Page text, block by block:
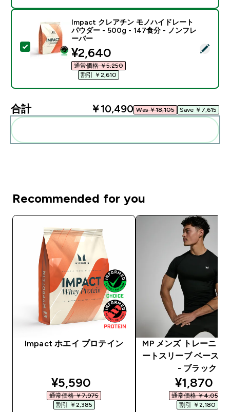
この商品を選択 - Impact クレアチン モノハイドレ
Impact クレアチン モノハイドレート
パウダー - 500g - 147食分 - ノンフレ
ーバー
discounted price
¥2,640‎
通常価格 ￥5,250‎
割引 ￥2,610‎
合計 ￥10,490‎ Was ￥18,105‎ Save ￥7,615‎
Recommended for you
Impact ホエイ プロテイン
discounted price
¥5,590‎
通常価格 ￥7,975‎
割引 ￥2,385‎
MP メンズ トレーニン
ートスリーブ ベースレ
- ブラック
¥1,870‎
通常価格 ￥4,050‎
割引 ￥2,180‎